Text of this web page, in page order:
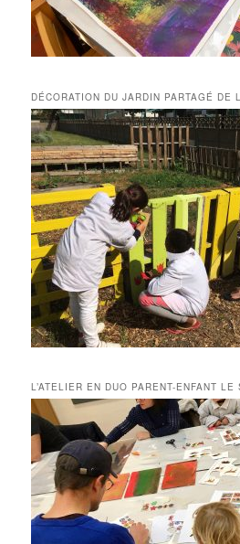
DÉCORATION DU JARDIN PARTAGÉ DE
L’ATELIER EN DUO PARENT-ENFANT LE